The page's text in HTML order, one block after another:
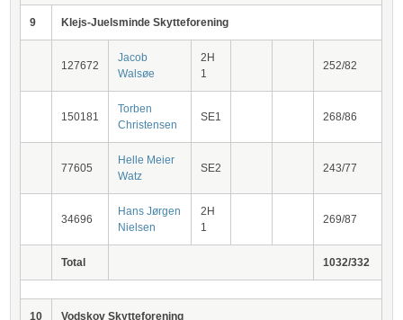
9 Klejs-Juelsminde Skytteforening
127672
Jacob
Walsøe
2H
1
252/82
150181
Torben
Christensen
SE1 268/86
77605
Helle Meier
Watz
SE2 243/77
34696
Hans Jørgen
Nielsen
2H
1
269/87
Total 1032/332
10 Vodskov Skytteforening